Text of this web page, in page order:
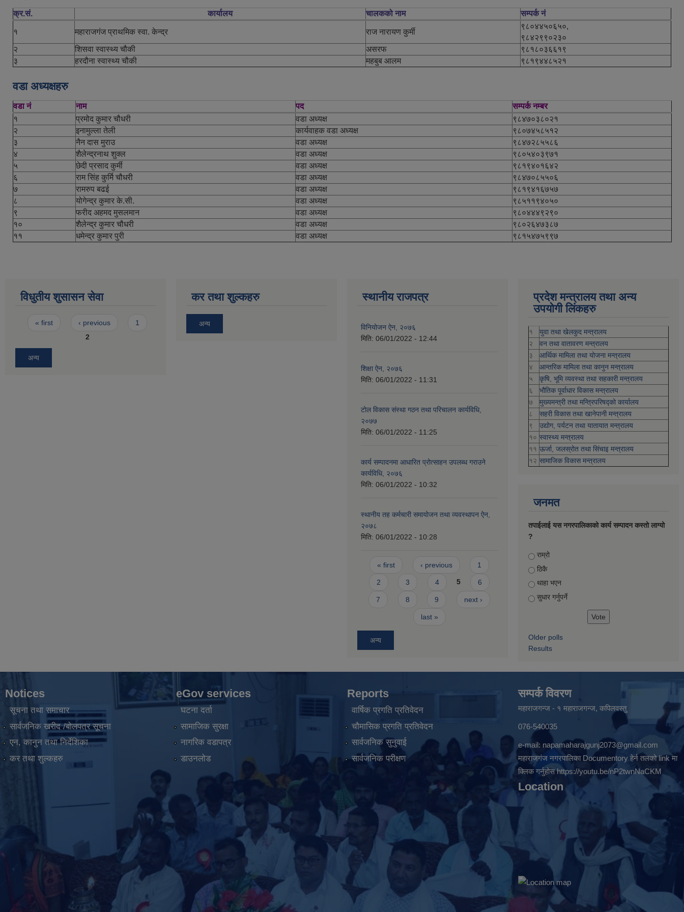
क्र.सं. कार्यालय चालकको नाम सम्पर्क नं
१ महाराजगंज प्राथमिक स्वा. केन्द्र राज नारायण कुर्मी
९८०४४५०६५०,
९८४२९९०२३०
२
शिसवा स्वास्थ्य चौकी असरफ
९८१८०३६६१९
३
हरदौना स्वास्थ्य चौकी महबुब आलम ९८१९४४८५२१
वडा अध्यक्षहरु
वडा नं नाम पद
सम्पर्क नम्बर
१
प्रमोद कुमार चौधरी वडा अध्यक्ष
९८४७०३८०२१
२
इनामुल्ला तेली कार्यवाहक वडा अध्यक्ष
९८०७४५८५१२
३
नैन दास मुराउ वडा अध्यक्ष
९८४७२८५५८६
४
शैलेन्द्रनाथ शुक्ल वडा अध्यक्ष
९८०५४०३९७१
५
छेदी प्रसाद कुर्मी वडा अध्यक्ष
९८१९४०१६४२
६
राम सिंह कुर्मि चौधरी वडा अध्यक्ष
९८४७०८५५०६
७
रामरुप बढई वडा अध्यक्ष
९८१९४१६७५७
८
योगेन्द्र कुमार के.सी. वडा अध्यक्ष
९८५११९४०५०
९
फरीद अहमद मुसलमान वडा अध्यक्ष
९८०४४४९२९०
१०
शैलेन्द्र कुमार चौधरी वडा अध्यक्ष
९८०२६४७३८७
११
धमेन्द्र कुमार पुरी वडा अध्यक्ष ९८१५४७५९९७
विधुतीय शुसासन सेवा
Pages
« first ‹ previous
1
2
अन्य
कर तथा शुल्कहरु
अन्य
स्थानीय राजपत्र
विनियोजन ऐन, २०७६
मिति: 06/01/2022 - 12:44
शिक्षा ऐन, २०७६
मिति: 06/01/2022 - 11:31
टोल विकास संस्था गठन तथा परिचालन कार्यविधि,
२०७७
मिति: 06/01/2022 - 11:25
कार्य सम्पादनमा आधारित प्रोत्साहन उपलब्ध गराउने
कार्यविधि, २०७६
मिति: 06/01/2022 - 10:32
स्थानीय तह कर्मचारी समायोजन तथा व्यवस्थापन ऐन,
२०७८
मिति: 06/01/2022 - 10:28
Pages
« first ‹ previous 1
2 3 4 5 6
7 8 9 next ›
last »
अन्य
प्रदेश मन्त्रालय तथा अन्य
उपयोगी लिंकहरु
१
युवा तथा खेलकुद मन्त्रालय
२
वन तथा वातावरण मन्त्रालय
३
आर्थिक मामिला तथा योजना मन्त्रालय
४
आन्तरिक मामिला तथा कानुन मन्त्रालय
५
कृषि, भूमि व्यवस्था तथा सहकारी मन्त्रालय
६
भौतिक पूर्वाधार विकास मन्त्रालय
७
मुख्यमन्त्री तथा मन्त्रिपरिषद्को कार्यालय
८
सहरी विकास तथा खानेपानी मन्त्रालय
९
उद्योग, पर्यटन तथा यातायात मन्त्रालय
१० स्वास्थ्य मन्त्रालय
११ ऊर्जा, जलस्रोत तथा सिंचाइ मन्त्रालय
१२ सामाजिक विकास मन्‍‍त्रालय
जनमत
तपाईलाई यस नगरपालिकाको कार्य सम्पादन कस्तो लाग्यो
?
Choices
राम्रो
ठिकै
थाहा भएन
सुधार गर्नुपर्ने
Older polls
Results
Notices
सूचना तथा समाचार
सार्वजनिक खरीद /बोलपत्र सूचना
एन, कानुन तथा निर्देशिका
कर तथा शुल्कहरु
eGov services
घटना दर्ता
सामाजिक सुरक्षा
नागरिक वडापत्र
डाउनलोड
Reports
वार्षिक प्रगति प्रतिवेदन
चौमासिक प्रगति प्रतिवेदन
सार्वजनिक सुनुवाई
सार्वजनिक परीक्षण
सम्पर्क विवरण
महाराजगन्ज - १ महाराजगन्ज, कपिलवस्तु
076-540035
e-mail: napamaharajgunj2073@gmail.com
महाराजगंज नगरपालिका Documentory हेर्न तलको link मा
क्लिक गर्नुहोसhttps://youtu.be/nP2twnNaCKM
Location